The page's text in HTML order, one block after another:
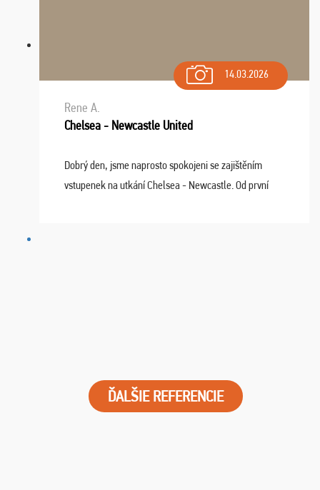
14.03.2026
Rene A.
Chelsea - Newcastle United
Dobrý den, jsme naprosto spokojeni se zajištěním
vstupenek na utkání Chelsea - Newcastle. Od první
ĎALŠIE REFERENCIE